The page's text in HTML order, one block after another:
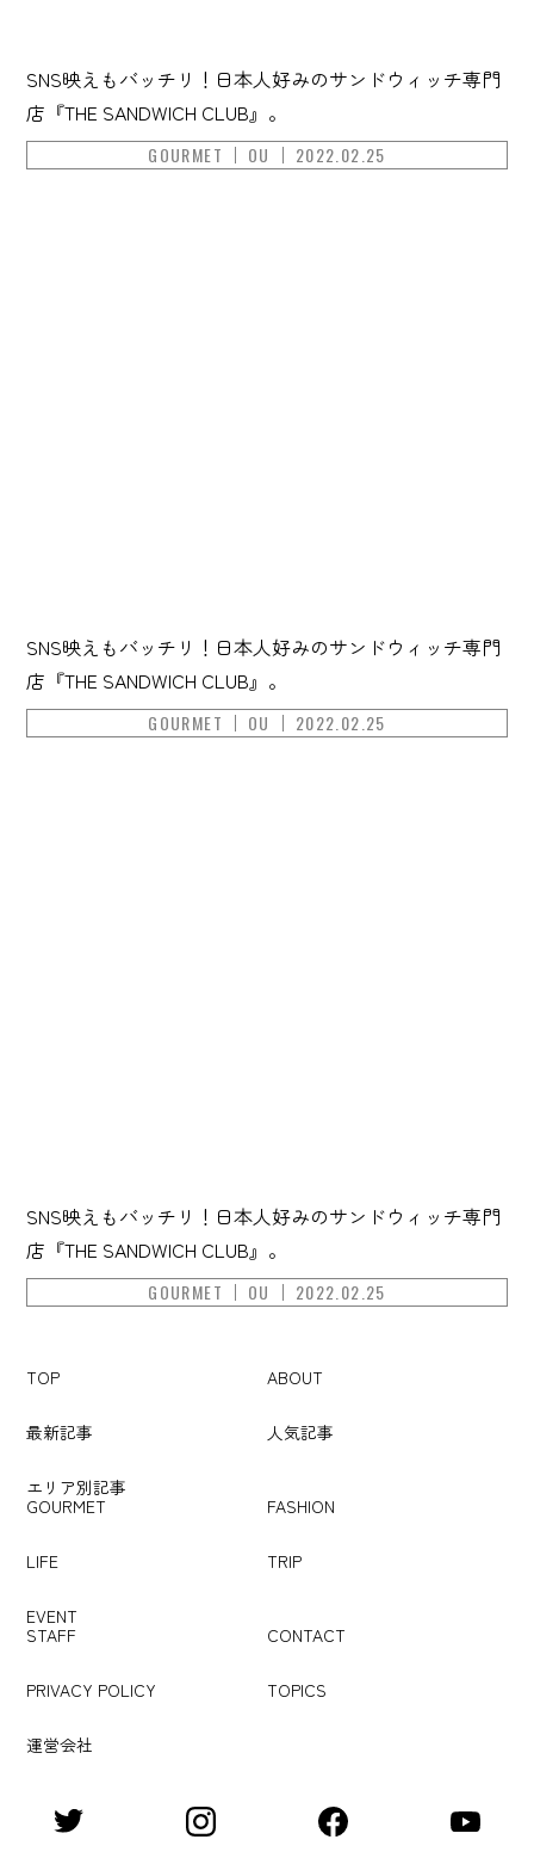
SNS映えもバッチリ！日本人好みのサンドウィッチ専門
店『THE SANDWICH CLUB』。
GOURMET OU 2022.02.25
SNS映えもバッチリ！日本人好みのサンドウィッチ専門
店『THE SANDWICH CLUB』。
GOURMET OU 2022.02.25
SNS映えもバッチリ！日本人好みのサンドウィッチ専門
店『THE SANDWICH CLUB』。
GOURMET OU 2022.02.25
TOP ABOUT
最新記事 人気記事
エリア別記事
GOURMET
FASHION
LIFE TRIP
EVENT
STAFF
CONTACT
PRIVACY POLICY TOPICS
運営会社